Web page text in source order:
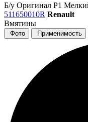
Б/у Оригинал Р1
511650010R Renault
Вмятины
Фото Применимость